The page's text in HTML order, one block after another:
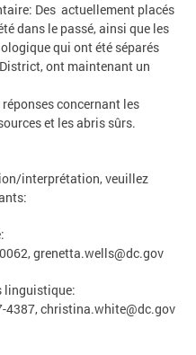
Des actuellement placés
dans le passé, ainsi que les
qui ont été séparés
ont maintenant un
concernant les
et les abris sûrs.
interprétation, veuillez
grenetta.wells@dc.gov
linguistique:
4387,christina.white@dc.gov